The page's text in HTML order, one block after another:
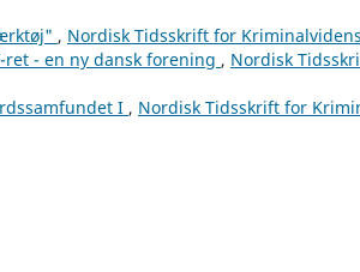
, Nordisk Tidsskrift for
- en ny dansk forening , Nordisk
I , Nordisk Tidsskrift for